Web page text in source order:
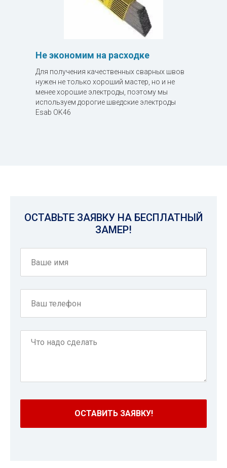
Не экономим на расходке
Для получения качественных сварных швов
нужен не только хороший мастер, но и не
менее хорошие электроды, поэтому мы
используем дорогие шведские электроды
Esab OK46
ОСТАВЬТЕ ЗАЯВКУ НА БЕСПЛАТНЫЙ
ЗАМЕР!
ОСТАВИТЬ ЗАЯВКУ!